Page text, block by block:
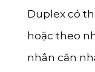
Duplex có
hoặc theo
nhân căn